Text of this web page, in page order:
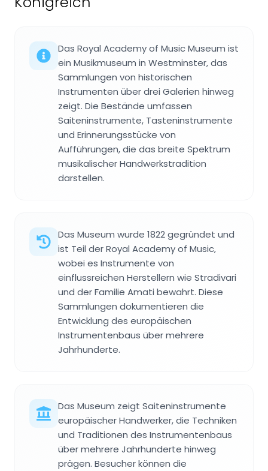
Das Royal Academy of Music Museum ist
ein Musikmuseum in Westminster, das
Sammlungen von historischen
Instrumenten über drei Galerien hinweg
zeigt. Die Bestände umfassen
Saiteninstrumente, Tasteninstrumente
und Erinnerungsstücke von
Aufführungen, die das breite Spektrum
musikalischer Handwerkstradition
darstellen.
Das Museum wurde 1822 gegründet und
ist Teil der Royal Academy of Music,
wobei es Instrumente von
einflussreichen Herstellern wie Stradivari
und der Familie Amati bewahrt. Diese
Sammlungen dokumentieren die
Entwicklung des europäischen
Instrumentenbaus über mehrere
Jahrhunderte.
Das Museum zeigt Saiteninstrumente
europäischer Handwerker, die Techniken
und Traditionen des Instrumentenbaus
über mehrere Jahrhunderte hinweg
prägen. Besucher können die